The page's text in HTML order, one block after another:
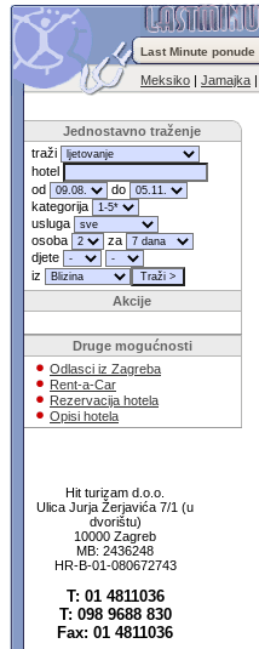
Last Minute ponude
Meksiko | Jamajka |
Jednostavno traženje
traži
hotel
od
do
kategorija
usluga
osoba
za
djete
iz
Akcije
Druge mogućnosti
Odlasci iz Zagreba
Rent-a-Car
Rezervacija hotela
Opisi hotela
Hit turizam d.o.o.
Ulica Jurja Žerjavića 7/1 (u
dvorištu)
10000 Zagreb
MB: 2436248
HR-B-01-080672743
T: 01 4811036
T: 098 9688 830
Fax: 01 4811036